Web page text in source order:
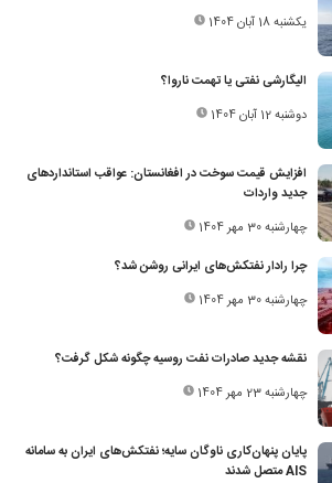
یکشنبه 18 آبان 1404
الیگارشی نفتی یا تهمت ناروا؟
دوشنبه 12 آبان 1404
افزایش قیمت سوخت در افغانستان: عواقب استانداردهای
جدید واردات
چهارشنبه 30 مهر 1404
چرا رادار نفتکش‌های ایرانی روشن شد؟
چهارشنبه 30 مهر 1404
نقشه جدید صادرات نفت روسیه چگونه شکل گرفت؟
چهارشنبه 23 مهر 1404
پایان پنهان‌کاری ناوگان سایه؛ نفتکش‌های ایران به سامانه
AIS متصل شدند